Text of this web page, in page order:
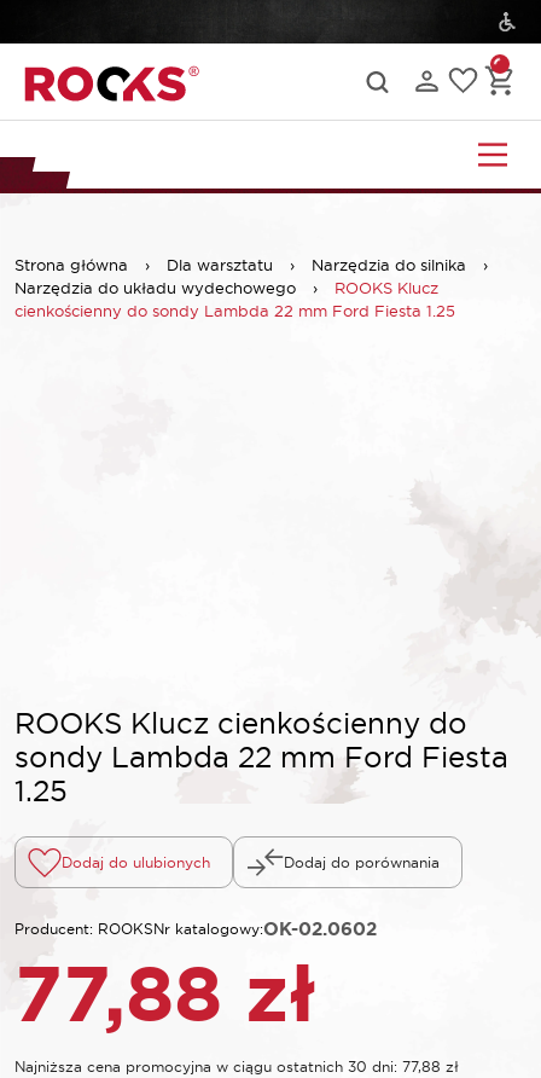
Strona główna › Dla warsztatu › Narzędzia do silnika
›
Narzędzia do układu wydechowego
›
ROOKS Klucz
cienkościenny do sondy Lambda 22 mm Ford Fiesta 1.25
ROOKS Klucz cienkościenny do
sondy Lambda 22 mm Ford Fiesta
1.25
Dodaj do ulubionych Dodaj do porównania
Producent: ROOKSNr katalogowy:OK-02.0602
77,88 zł
Najniższa cena promocyjna w ciągu ostatnich 30 dni: 77,88 zł